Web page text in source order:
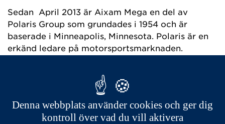
Sedan April 2013 är Aixam Mega en del av
Polaris Group som grundades i 1954 och är
baserade i Minneapolis, Minnesota. Polaris är en
erkänd ledare på motorsportsmarknaden.
Denna webbplats använder cookies och ger dig
kontroll över vad du vill aktivera